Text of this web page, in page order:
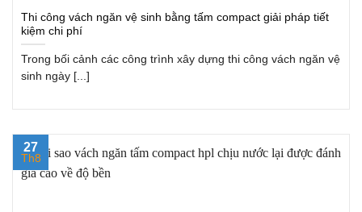
Thi công vách ngăn vệ sinh bằng tấm compact giải pháp tiết
kiệm chi phí
Trong bối cảnh các công trình xây dựng thi công vách ngăn vệ
sinh ngày [...]
27
Th8